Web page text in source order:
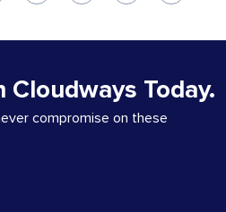
Today.
compromise on these